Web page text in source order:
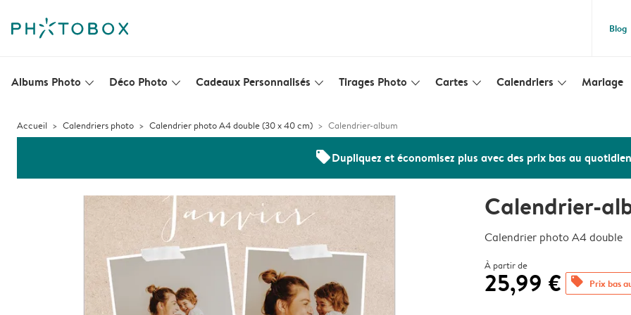
Blog
Albums Photo slim_arrow_down Déco Photo slim_arrow_down Cadeaux Personnalisés slim_arrow_down Tirages Photo slim_arrow_down Cartes slim_arrow_down Calendriers slim_arrow_down Mariage
Accueil Calendriers photo Calendrier photo A4 double (30 x 40 cm) Calendrier-album
offersDupliquez et économisez plus avec des prix bas au quotidien
Calendrier-
Calendrier photo A4 double
À partir de
25,99 € offers Prix bas